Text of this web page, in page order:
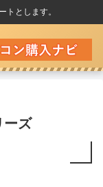
トとします。
ーズ